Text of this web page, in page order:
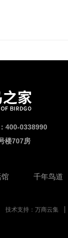
400-0338990
楼707房
馆 千年鸟道
技术支持： 万商云集